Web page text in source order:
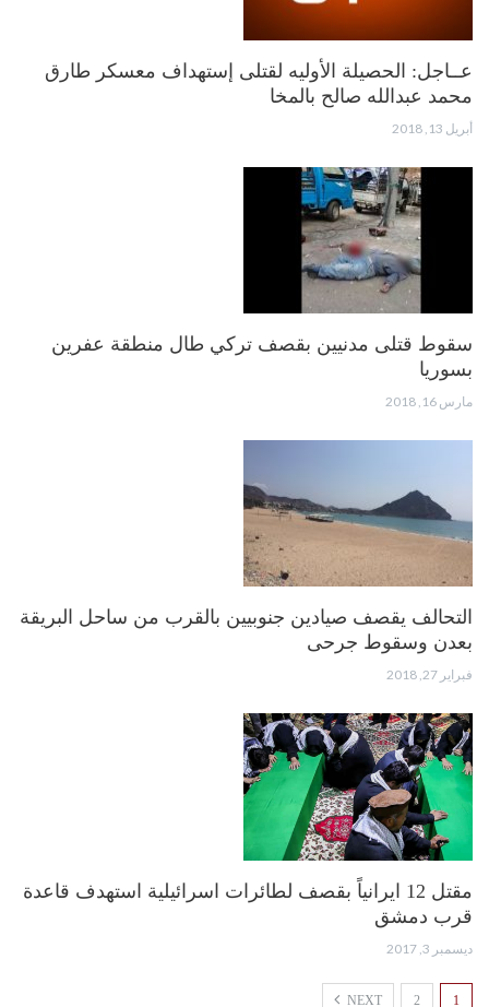
عــاجل: الحصيلة الأوليه لقتلى إستهداف معسكر طارق
محمد عبدالله صالح بالمخا
أبريل 13, 2018
سقوط قتلى مدنيين بقصف تركي طال منطقة عفرين
بسوريا
مارس 16, 2018
التحالف يقصف صيادين جنوبيين بالقرب من ساحل البريقة
بعدن وسقوط جرحى
فبراير 27, 2018
مقتل 12 ايرانياً بقصف لطائرات اسرائيلية استهدف قاعدة
قرب دمشق
ديسمبر 3, 2017
1
2
NEXT